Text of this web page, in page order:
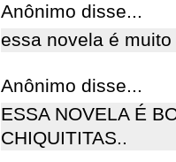
Anônimo disse...
essa novela é
Anônimo disse...
ESSA NOVELA É
CHIQUITITAS..